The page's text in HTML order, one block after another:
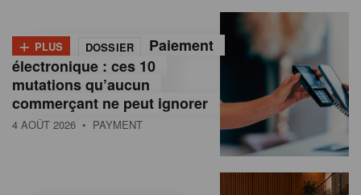
+ PLUS DOSSIER
Paiement
électronique : ces 10
mutations qu’aucun
commerçant ne peut ignorer
4 AOÛT 2026 • PAYMENT